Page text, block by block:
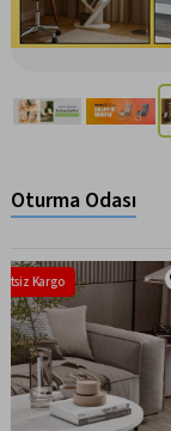
Oturma Odası
Ücretsiz Kargo